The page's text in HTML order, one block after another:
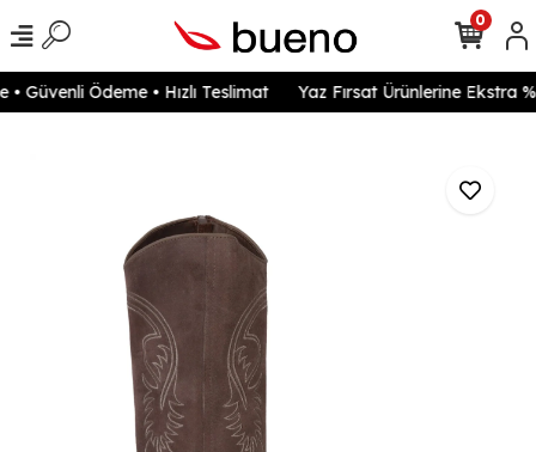
Güvenli Ödeme • Hızlı Teslimat Yaz Fırsat Ürünlerine Ekstra
0